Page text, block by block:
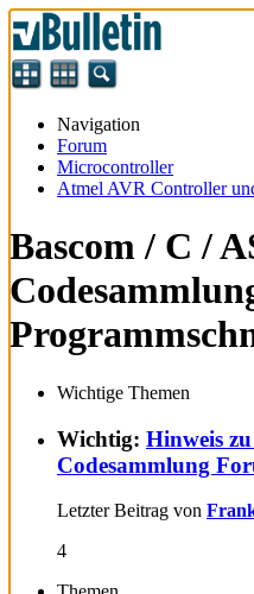
Navigation
Forum
Microcontroller
Atmel AVR Controller
Bascom / C /
Wichtige Themen
Wichtig: Hinweis
Codesammlung
Letzter Beitrag von
4